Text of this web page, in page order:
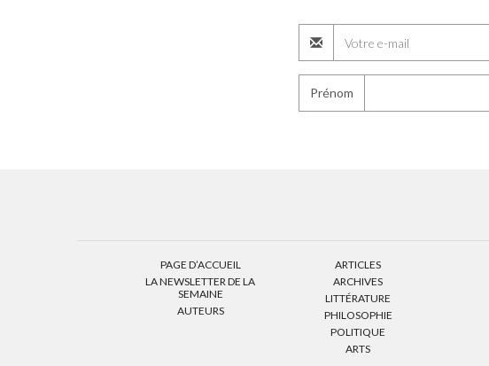
Prénom
PAGE D’ACCUEIL
LA NEWSLETTER DE LA
SEMAINE
AUTEURS
ARTICLES
ARCHIVES
LITTÉRATURE
PHILOSOPHIE
POLITIQUE
ARTS